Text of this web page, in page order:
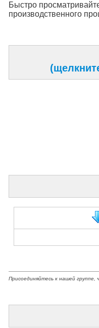
Быстро
производственного
Присоединяйтесь к нашей группе,